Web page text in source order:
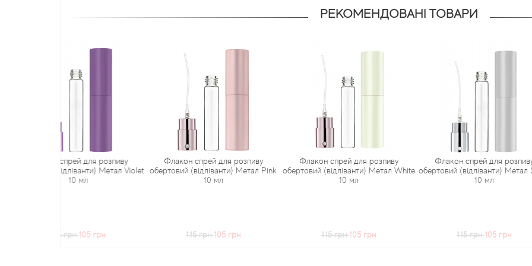
РЕКОМЕНДОВАНІ ТОВАРИ
для розпиву
Метал Violet
Флакон спрей для розпиву
обертовий (відліванти) Метал Pink
Флакон спрей для розпиву
обертовий (відліванти) Метал White
Флакон спрей для розпиву
обертовий (відліванти) Метал Silver